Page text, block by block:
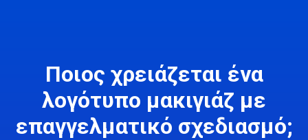
Ποιος χρειάζεται ένα
λογότυπο μακιγιάζ με
επαγγελματικό σχεδιασμό;